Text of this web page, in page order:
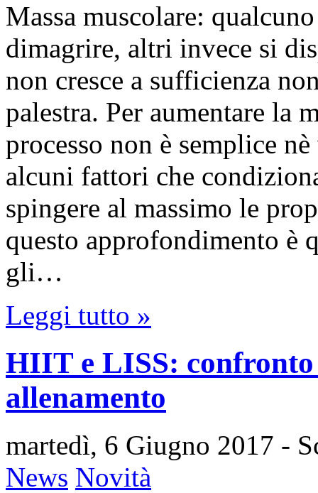
Massa muscolare:
dimagrire, altri invece si
non cresce a sufficienza
palestra. Per aumentare la
processo non è semplice
alcuni fattori che
spingere al massimo le
questo approfondimento è
gli…
Leggi tutto »
HIIT e LISS:
allenamento
martedì, 6 Giugno 2017 -
News Novità